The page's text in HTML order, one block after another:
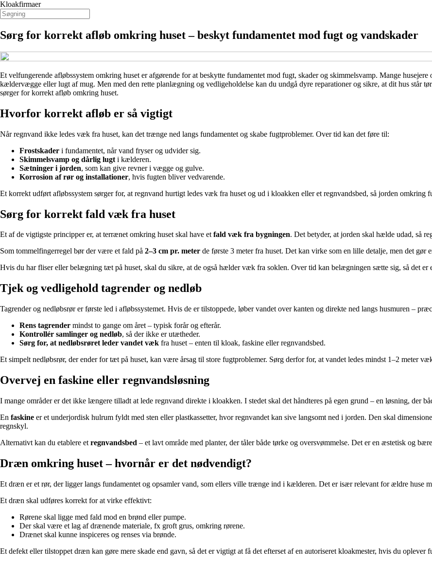
Kloakfirmaer
Sørg for korrekt afløb omkring huset – beskyt fundamentet mod fugt og vandskader
Et velfungerende afløbssystem omkring huset er afgørende for at beskytte fundamentet mod fugt, skader og skimmelsvamp. Mange
kældervægge eller lugt af mug. Men med den rette planlægning og vedligeholdelse kan du undgå dyre reparationer og sikre, at dit hus står
sørger for korrekt afløb omkring huset.
Hvorfor korrekt afløb er så vigtigt
Når regnvand ikke ledes væk fra huset, kan det trænge ned langs fundamentet og skabe fugtproblemer. Over tid kan det føre til:
Frostskader i fundamentet, når vand fryser og udvider sig.
Skimmelsvamp og dårlig lugt i kælderen.
Sætninger i jorden, som kan give revner i vægge og gulve.
Korrosion af rør og installationer, hvis fugten bliver vedvarende.
Et korrekt udført afløbssystem sørger for, at regnvand hurtigt ledes væk fra huset og ud i kloakken eller et regnvandsbed, så jorden omkring
Sørg for korrekt fald væk fra huset
Et af de vigtigste principper er, at terrænet omkring huset skal have etfald væk fra bygningen. Det betyder, at jorden skal hælde udad, så
Som tommelfingerregel bør der være et fald på 2–3 cm pr. meter de første 3 meter fra huset. Det kan virke som en lille detalje, men det gør
Hvis du har fliser eller belægning tæt på huset, skal du sikre, at de også hælder væk fra soklen. Over tid kan belægningen sætte sig, så det er
Tjek og vedligehold tagrender og nedløb
Tagrender og nedløbsrør er første led i afløbssystemet. Hvis de er tilstoppede, løber vandet over kanten og direkte ned langs husmuren –
Rens tagrender mindst to gange om året – typisk forår og efterår.
Kontrollér samlinger og nedløb, så der ikke er utætheder.
Sørg for, at nedløbsrøret leder vandet væk fra huset – enten til kloak, faskine eller regnvandsbed.
Et simpelt nedløbsrør, der ender for tæt på huset, kan være årsag til store fugtproblemer. Sørg derfor for, at vandet ledes mindst 1–2 meter
Overvej en faskine eller regnvandsløsning
I mange områder er det ikke længere tilladt at lede regnvand direkte i kloakken. I stedet skal det håndteres på egen grund – en løsning, der
En faskine er et underjordisk hulrum fyldt med sten eller plastkassetter, hvor regnvandet kan sive langsomt ned i jorden. Den skal
regnskyl.
Alternativt kan du etablere et regnvandsbed – et lavt område med planter, der tåler både tørke og oversvømmelse. Det er en æstetisk og
Dræn omkring huset – hvornår er det nødvendigt?
Et dræn er et rør, der ligger langs fundamentet og opsamler vand, som ellers ville trænge ind i kælderen. Det er især relevant for ældre huse
Et dræn skal udføres korrekt for at virke effektivt:
Rørene skal ligge med fald mod en brønd eller pumpe.
Der skal være et lag af drænende materiale, fx groft grus, omkring rørene.
Drænet skal kunne inspiceres og renses via brønde.
Et defekt eller tilstoppet dræn kan gøre mere skade end gavn, så det er vigtigt at få det efterset af en autoriseret kloakmester, hvis du oplever